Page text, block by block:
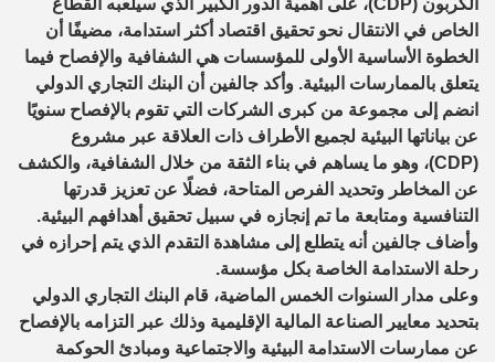
الكربون (CDP)، على أهمية الدور الكبير الذي سيلعبه القطاع
الخاص في الانتقال نحو تحقيق اقتصاد أكثر استدامة، مضيفًا أن
الخطوة الأساسية الأولى للمؤسسات هي الشفافية والإفصاح فيما
يتعلق بالممارسات البيئية. وأكد جالفين أن البنك التجاري الدولي
انضم إلى مجموعة من كبرى الشركات التي تقوم بالإفصاح سنويًا
عن بياناتها البيئية لجميع الأطراف ذات العلاقة عبر مشروع
(CDP)، وهو ما يساهم في بناء الثقة من خلال الشفافية، والكشف
عن المخاطر وتحديد الفرص المتاحة، فضلًا عن تعزيز قدرتها
التنافسية ومتابعة ما تم إنجازه في سبيل تحقيق أهدافهم البيئية.
وأضاف جالفين أنه يتطلع إلى مشاهدة التقدم الذي يتم إحرازه في
رحلة الاستدامة الخاصة بكل مؤسسة.
وعلى مدار السنوات الخمس الماضية، قام البنك التجاري الدولي
بتحديد معايير الصناعة المالية الإقليمية وذلك عبر التزامه بالإفصاح
عن ممارسات الاستدامة البيئية والاجتماعية ومبادئ الحوكمة